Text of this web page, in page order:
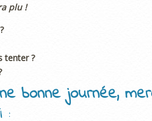
plu !
tenter ?
bonne journée,
: